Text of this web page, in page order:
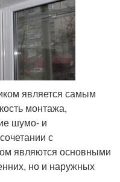
Откосы из металла
Пластиковая отделка
является самым
монтажа,
шумо- и
с
являются основными
но и наружных